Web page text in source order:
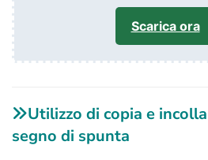
Scarica ora
Utilizzo di copia e
segno di spunta